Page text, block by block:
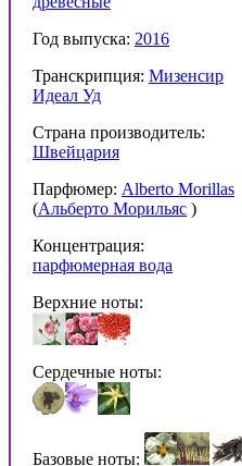
Год выпуска: 2016
Транскрипция: Мизенсир
Идеал Уд
Страна производитель:
Швейцария
Парфюмер: Alberto Morillas
(Альберто Морильяс )
Концентрация:
парфюмерная вода
Верхние ноты:
Сердечные ноты:
Базовые ноты: